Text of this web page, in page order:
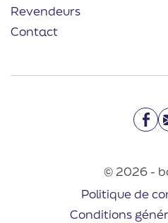
Revendeurs
Contact
© 2026 -
Politique de
Conditions